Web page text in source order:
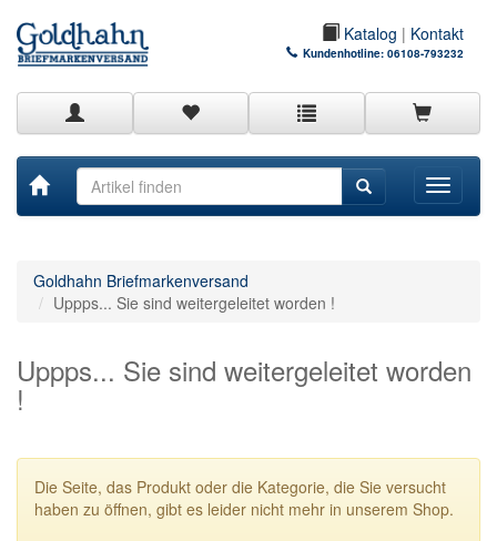
Katalog | Kontakt
Kundenhotline: 06108-793232
Toggle
Goldhahn Briefmarkenversand
Uppps... Sie sind weitergeleitet worden !
Uppps... Sie sind weitergeleitet worden
!
Die Seite, das Produkt oder die Kategorie, die Sie versucht
haben zu öffnen, gibt es leider nicht mehr in unserem Shop.